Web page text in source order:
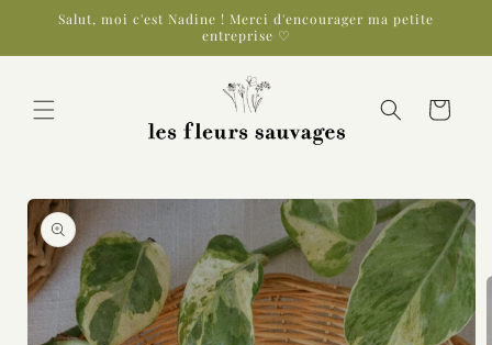
passer
Salut, moi c'est Nadine ! Merci d'encourager ma petite
entreprise ♡
Panier
Passer aux
informations
produits